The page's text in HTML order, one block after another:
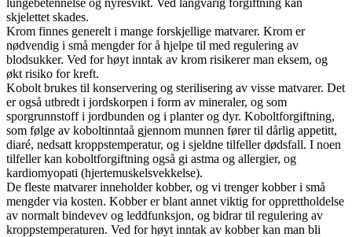
lungebetennelse og nyresvikt. Ved langvarig forgiftning kan
skjelettet skades.
Krom finnes generelt i mange forskjellige matvarer. Krom er
nødvendig i små mengder for å hjelpe til med regulering av
blodsukker. Ved for høyt inntak av krom risikerer man eksem, og
økt risiko for kreft.
Kobolt brukes til konservering og sterilisering av visse matvarer. Det
er også utbredt i jordskorpen i form av mineraler, og som
sporgrunnstoff i jordbunden og i planter og dyr. Koboltforgiftning,
som følge av koboltinntaå gjennom munnen fører til dårlig appetitt,
diaré, nedsatt kroppstemperatur, og i sjeldne tilfeller dødsfall. I noen
tilfeller kan koboltforgiftning også gi astma og allergier, og
kardiomyopati (hjertemuskelsvekkelse).
De fleste matvarer inneholder kobber, og vi trenger kobber i små
mengder via kosten. Kobber er blant annet viktig for opprettholdelse
av normalt bindevev og leddfunksjon, og bidrar til regulering av
kroppstemperaturen. Ved for høyt inntak av kobber kan man bli